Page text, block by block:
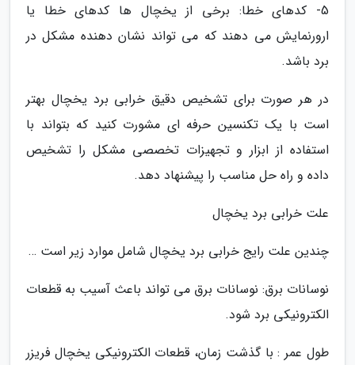
5- کدهای خطا: برخی از یخچال ها کدهای خطا یا
ارورنمایش می دهند که می تواند نشان دهنده مشکل در
برد باشد.
در هر صورت برای تشخیص دقیق خرابی برد یخچال بهتر
است با یک تکنسین حرفه ای مشورت کنید که بتواند با
استفاده از ابزار و تجهیزات تخصصی مشکل را تشخیص
داده و راه حل مناسب را پیشنهاد دهد.
علت خرابی برد یخچال
چندین علت رایج خرابی برد یخچال شامل موارد زیر است …
نوسانات برق: نوسانات برق می تواند باعث آسیب به قطعات
الکترونیکی برد شود.
طول عمر : با گذشت زمان، قطعات الکترونیکی یخچال فریزر